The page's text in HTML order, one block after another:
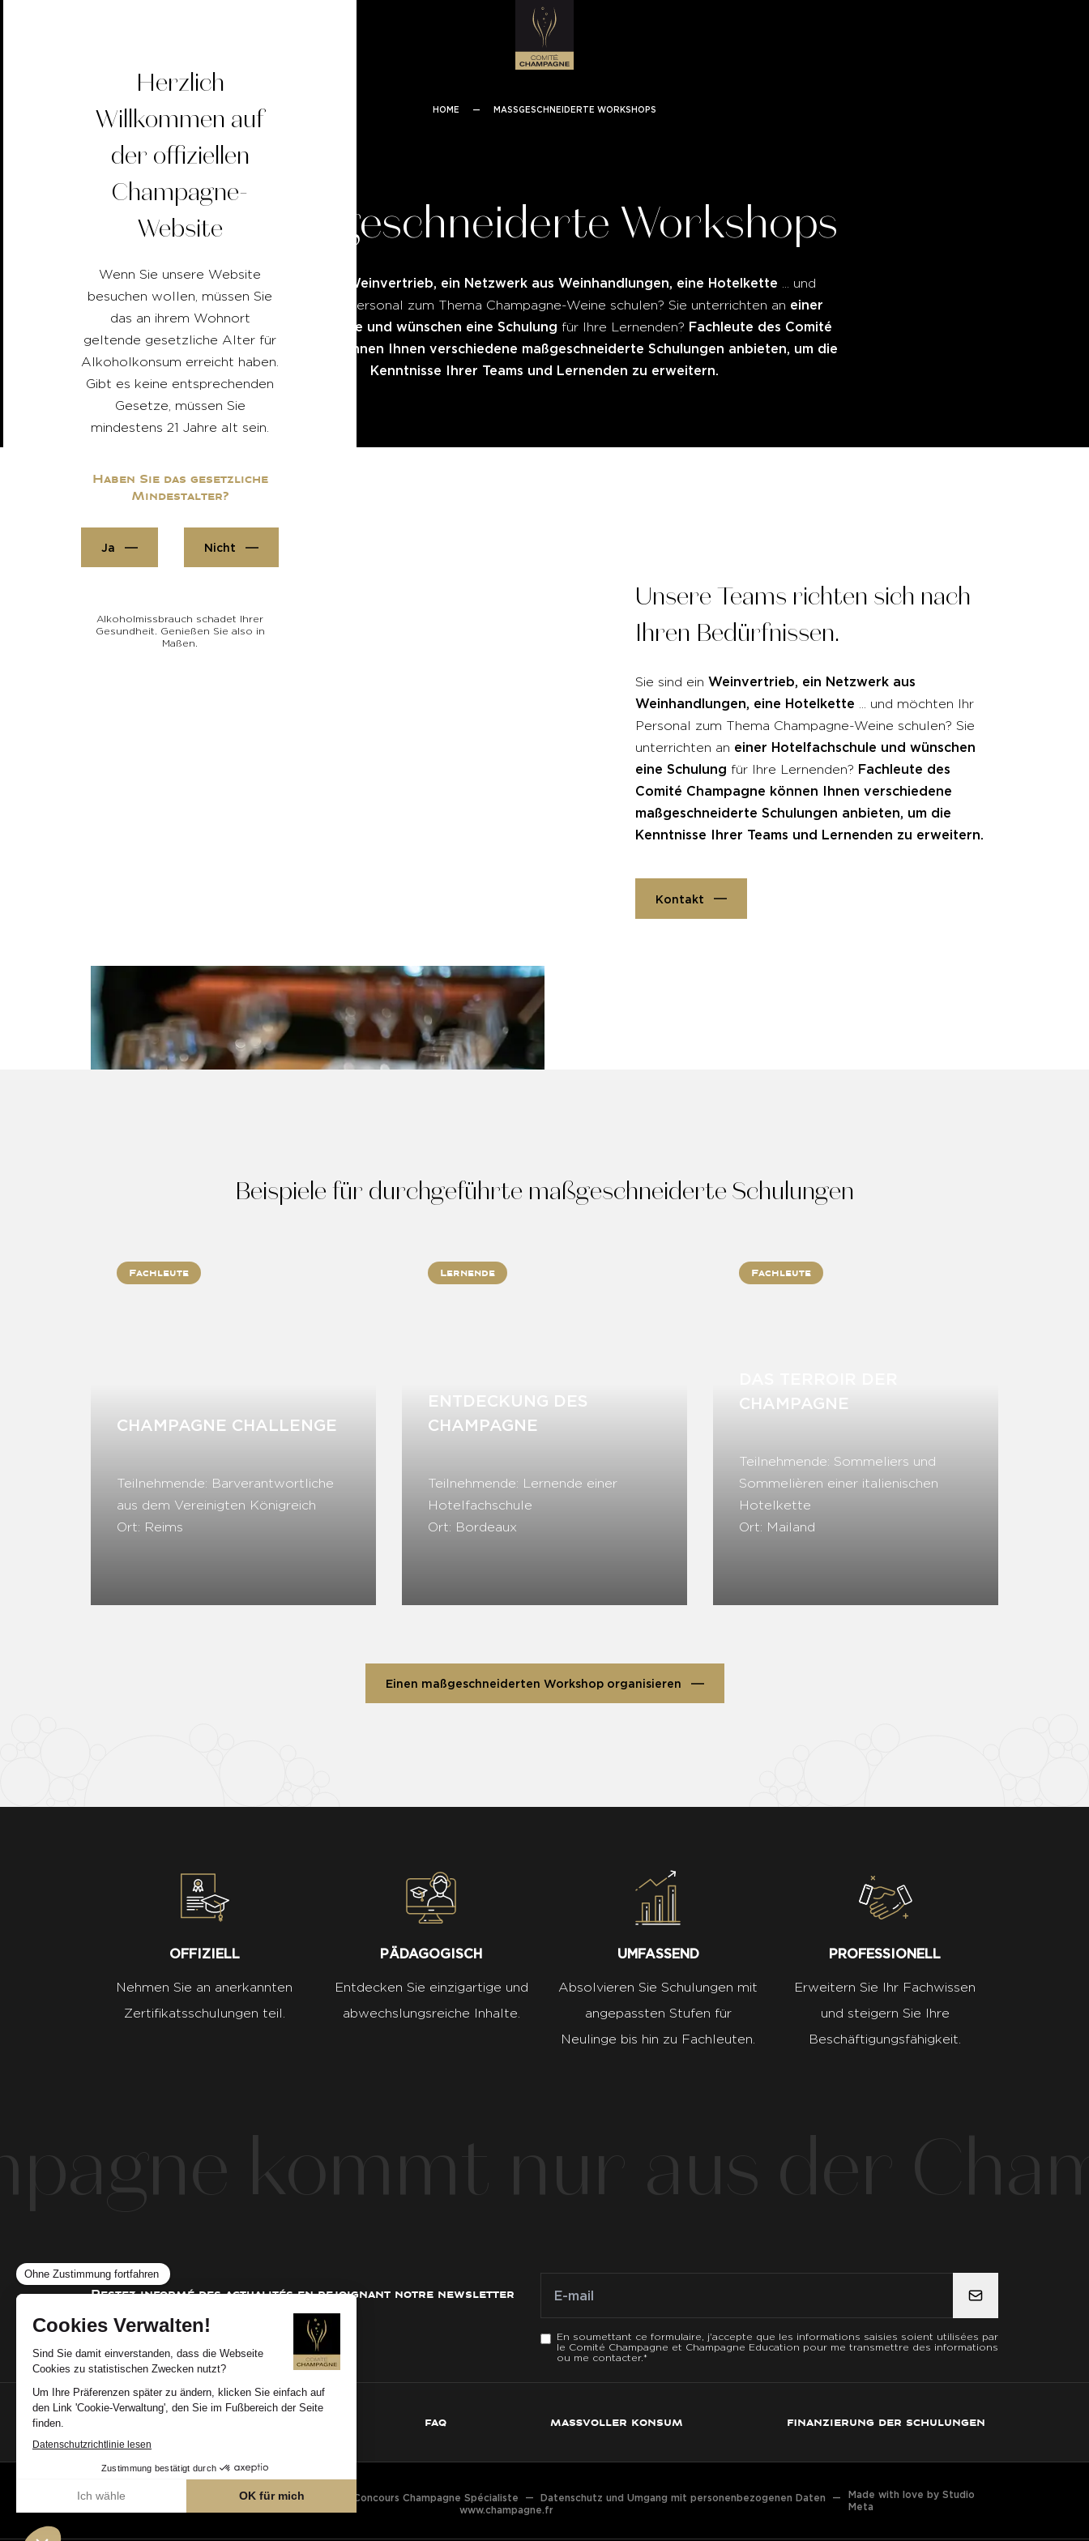
HOME — MASSGESCHNEIDERTE WORKSHOPS
Herzlich
Willkommen auf
der offiziellen
Champagne-
Website
Wenn Sie unsere Website
besuchen wollen, müssen Sie
das an ihrem Wohnort
geltende gesetzliche Alter für
Alkoholkonsum erreicht haben.
Gibt es keine entsprechenden
Gesetze, müssen Sie
mindestens 21 Jahre alt sein.
Haben Sie das gesetzliche
Mindestalter?
Ja Nicht
Alkoholmissbrauch schadet Ihrer
Gesundheit. Genießen Sie also in
Maßen.
Maßgeschneiderte Workshops
Weinvertrieb, ein Netzwerk aus Weinhandlungen, eine Hotelkette
... und
möchten Ihr Personal zum Thema Champagne-Weine schulen? Sie unterrichten an einer
Hotelfachschule und wünschen eine Schulung für Ihre Lernenden? Fachleute des Comité
Champagne können Ihnen verschiedene maßgeschneiderte Schulungen anbieten, um die
Kenntnisse Ihrer Teams und Lernenden zu erweitern.
UnsereTeams richten sich nach
Ihren Bedürfnissen.
Sie sind ein Weinvertrieb, ein Netzwerk aus
Weinhandlungen, eine Hotelkette
... und möchten Ihr
Personal zum Thema Champagne-Weine schulen? Sie
unterrichten an einer Hotelfachschule und wünschen
eine Schulung für Ihre Lernenden? Fachleute des
Comité Champagne können Ihnen verschiedene
maßgeschneiderte Schulungen anbieten, um die
Kenntnisse Ihrer Teams und Lernenden zu erweitern.
Kontakt
Beispiele für durchgeführte maßgeschneiderte Schulungen
Fachleute
CHAMPAGNE CHALLENGE
Teilnehmende: Barverantwortliche
aus dem Vereinigten Königreich
Ort: Reims
Lernende
ENTDECKUNG DES
CHAMPAGNE
Teilnehmende: Lernende einer
Hotelfachschule
Ort: Bordeaux
Fachleute
CHAMPAGNE
Teilnehmende: Sommeliers und
Sommelièren einer italienischen
Hotelkette
Ort: Mailand
Einen maßgeschneiderten Workshop organisieren
OFFIZIELL
Nehmen Sie an anerkannten
Zertifikatsschulungen teil.
PÄDAGOGISCH
Entdecken Sie einzigartige und
abwechslungsreiche Inhalte.
UMFASSEND
Absolvieren Sie Schulungen mit
angepassten Stufen für
Neulinge bis hin zu Fachleuten.
PROFESSIONELL
Erweitern Sie Ihr Fachwissen
und steigern Sie Ihre
Beschäftigungsfähigkeit.
Restez informé des actualités en rejoignant notre newsletter
En soumettant ce formulaire, j'accepte que les informations saisies soient utilisées par
le Comité Champagne et Champagne Education pour me transmettre des informations
ou me contacter.*
faq maßvoller konsum finanzierung der schulungen
©2026 Cookie-Verwaltung — Impressum Concours Champagne Spécialiste — Datenschutz und Umgang mit personenbezogenen Daten
—
www.champagne.fr
Made with love by Studio
Meta